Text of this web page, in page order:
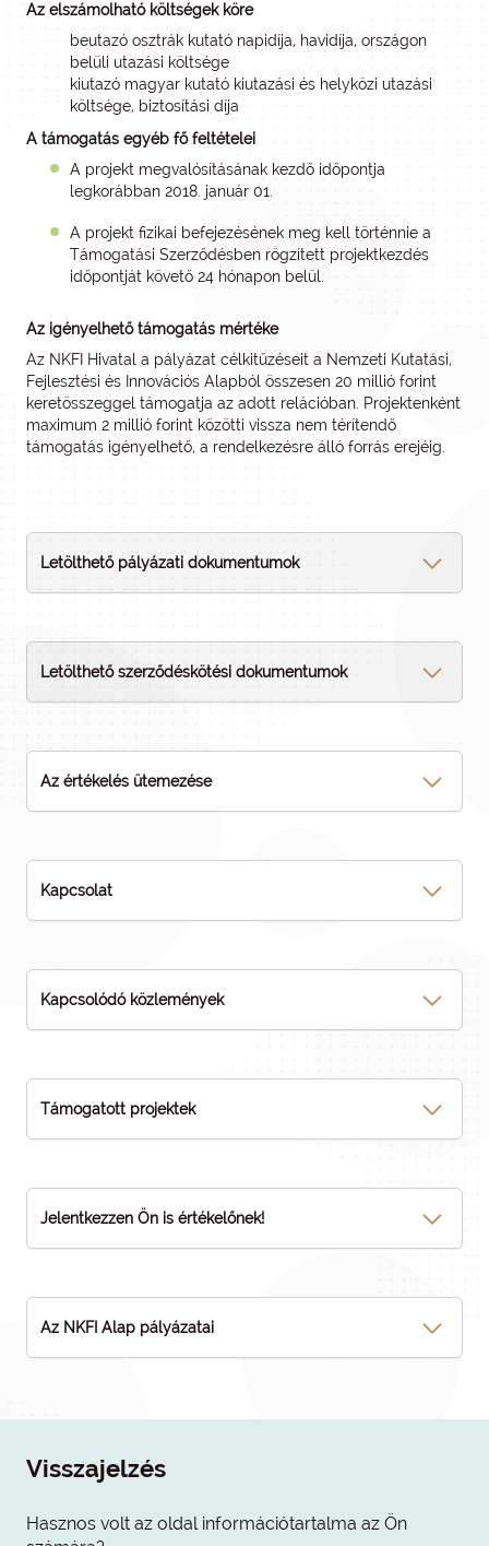
Az elszámolható költségek köre
beutazó osztrák kutató napidíja, havidíja, országon
belüli utazási költsége
kiutazó magyar kutató kiutazási és helyközi utazási
költsége, biztosítási díja
A támogatás egyéb fő feltételei
A projekt megvalósításának kezdő időpontja
legkorábban 2018. január 01.
A projekt fizikai befejezésének meg kell történnie a
Támogatási Szerződésben rögzített projektkezdés
időpontját követő 24 hónapon belül.
Az igényelhető támogatás mértéke
Az NKFI Hivatal a pályázat célkitűzéseit a Nemzeti Kutatási,
Fejlesztési és Innovációs Alapból összesen 20 millió forint
keretösszeggel támogatja az adott relációban. Projektenként
maximum 2 millió forint közötti vissza nem térítendő
támogatás igényelhető, a rendelkezésre álló forrás erejéig.
Letölthető pályázati dokumentumok
Letölthető szerződéskötési dokumentumok
Az értékelés ütemezése
Kapcsolat
Kapcsolódó közlemények
Támogatott projektek
Jelentkezzen Ön is értékelőnek!
Az NKFI Alap pályázatai
Visszajelzés
Hasznos volt az oldal információtartalma az Ön